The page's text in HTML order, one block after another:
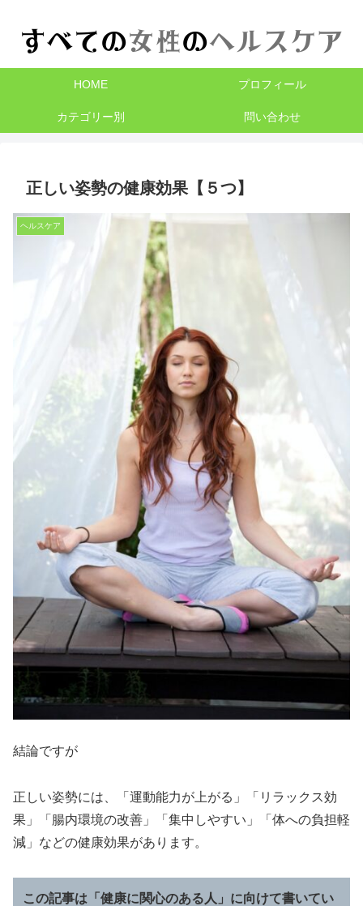
HOME プロフィール
カテゴリー別 問い合わせ
正しい姿勢の健康効果【５つ】
ヘルスケア
結論ですが
正しい姿勢には、「運動能力が上がる」「リラックス効
果」「腸内環境の改善」「集中しやすい」「体への負担軽
減」などの健康効果があります。
この記事は「健康に関心のある人」に向けて書いてい